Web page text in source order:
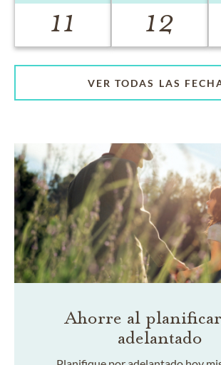
11 12
VER TODAS LAS
Ahorre al
adelantado